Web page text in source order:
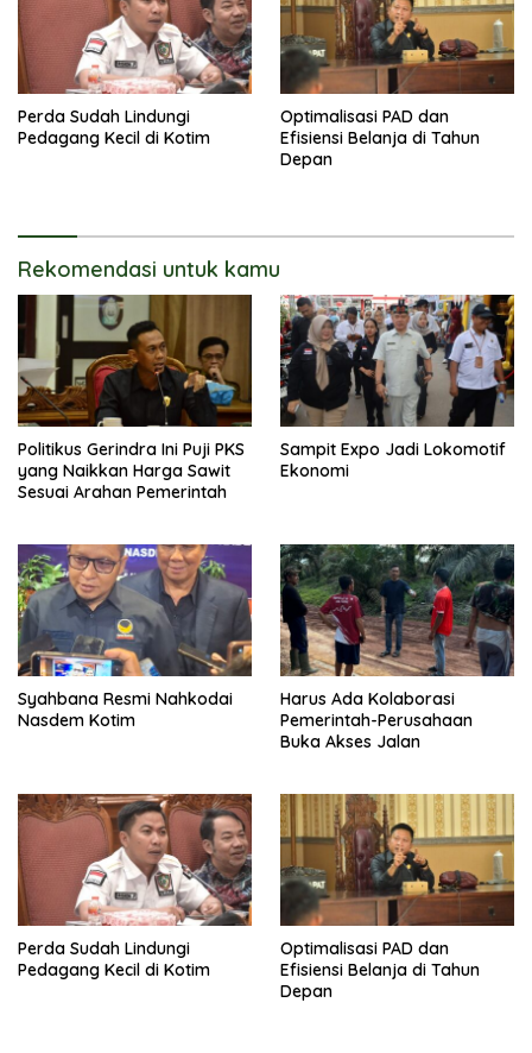
Perda Sudah Lindungi
Pedagang Kecil di Kotim
Optimalisasi PAD dan
Efisiensi Belanja di Tahun
Depan
Rekomendasi untuk kamu
Politikus Gerindra Ini Puji PKS
yang Naikkan Harga Sawit
Sesuai Arahan Pemerintah
Sampit Expo Jadi Lokomotif
Ekonomi
Syahbana Resmi Nahkodai
Nasdem Kotim
Harus Ada Kolaborasi
Pemerintah-Perusahaan
Buka Akses Jalan
Perda Sudah Lindungi
Pedagang Kecil di Kotim
Optimalisasi PAD dan
Efisiensi Belanja di Tahun
Depan